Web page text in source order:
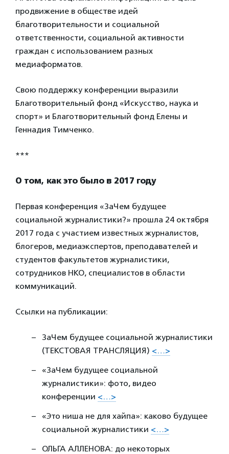
продвижение в обществе идей
благотворительности и социальной
ответственности, социальной активности
граждан с использованием разных
медиаформатов.
Свою поддержку конференции выразили
Благотворительный фонд «Искусство, наука и
спорт» и Благотворительный фонд Елены и
Геннадия Тимченко.
***
О том, как это было в 2017 году
Первая конференция «ЗаЧем будущее
социальной журналистики?» прошла 24 октября
2017 года с участием известных журналистов,
блогеров, медиаэкспертов, преподавателей и
студентов факультетов журналистики,
сотрудников НКО, специалистов в области
коммуникаций.
Ссылки на публикации:
ЗаЧем будущее социальной журналистики
(ТЕКСТОВАЯ ТРАНСЛЯЦИЯ) <…>
«ЗаЧем будущее социальной
журналистики»: фото, видео
конференции <…>
«Это ниша не для хайпа»: каково будущее
социальной журналистики <…>
ОЛЬГА АЛЛЕНОВА: до некоторых